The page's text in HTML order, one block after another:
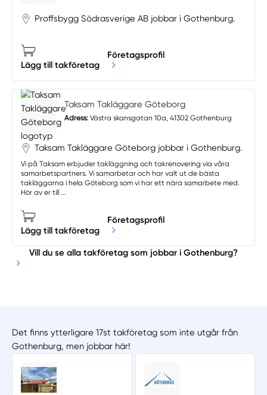
Proffsbygg Södrasverige AB jobbar i Gothenburg.
Lägg till takföretag
Företagsprofil
Taksam Takläggare Göteborg
Adress: Västra skansgatan 10a, 41302 Gothenburg
Taksam Takläggare Göteborg jobbar i Gothenburg.
Vi på Taksam erbjuder takläggning och takrenovering via våra
samarbetspartners. Vi samarbetar och har valt ut de bästa
takläggarna i hela Göteborg som vi har ett nära samarbete med.
Hör av er till ...
Lägg till takföretag
Företagsprofil
Vill du se alla takföretag som jobbar i Gothenburg?
Det finns ytterligare 17st takföretag som inte utgår från
Gothenburg, men jobbar här!